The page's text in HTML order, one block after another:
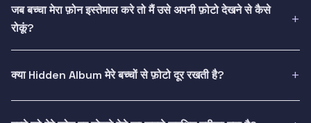
जब बच्चा मेरा फ़ोन इस्तेमाल करे तो मैं उसे अपनी फ़ोटो देखने से कैसे
रोकूं?
क्या Hidden Album मेरे बच्चों से फ़ोटो दूर रखती है?